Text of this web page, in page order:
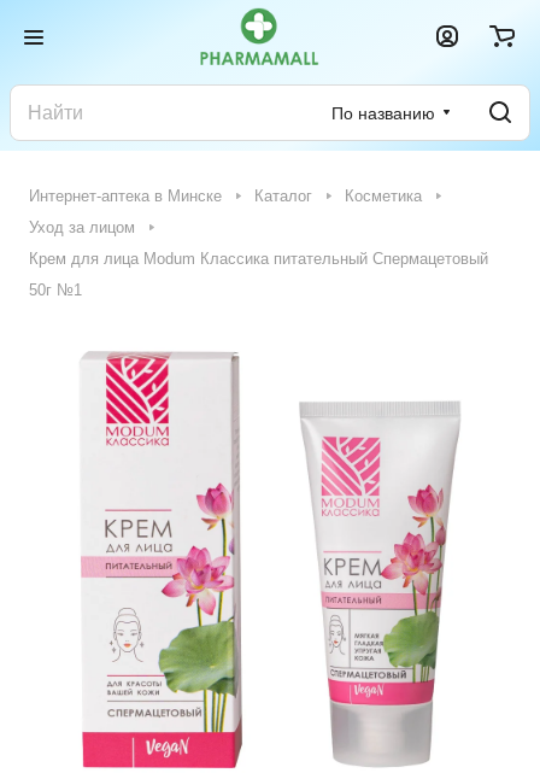
По названию
Интернет-аптека в Минске Каталог
Косметика
Уход за лицом
Крем для лица Modum Классика питательный Спермацетовый
50г №1